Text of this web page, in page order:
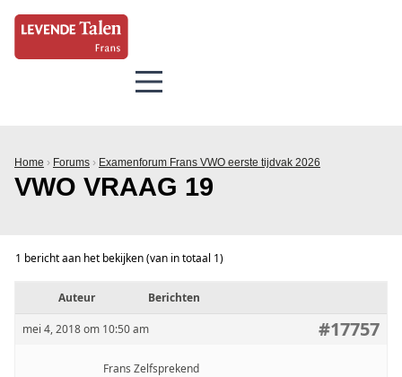
Home › Forums › Examenforum Frans VWO eerste tijdvak 2026
VWO VRAAG 19
1 bericht aan het bekijken (van in totaal 1)
Auteur Berichten
mei 4, 2018 om 10:50 am #17757
Frans Zelfsprekend